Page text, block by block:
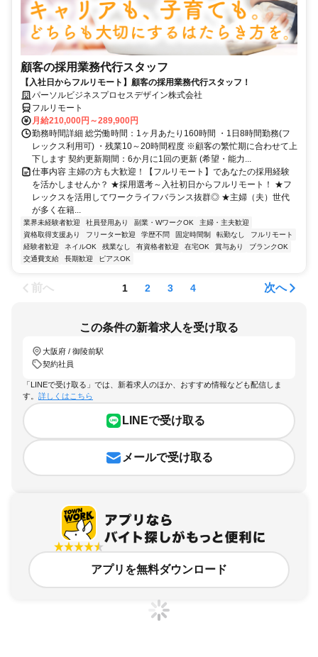
顧客の採用業務代行スタッフ
【入社日からフルリモート】顧客の採用業務代行スタッフ！
パーソルビジネスプロセスデザイン株式会社
フルリモート
月給210,000円～289,900円
勤務時間詳細 総労働時間：1ヶ月あたり160時間 ・1日8時間勤務(フ
レックス利用可) ・残業10～20時間程度 ※顧客の繁忙期に合わせて上
下します 契約更新期間：6か月に1回の更新 (希望・能力...
仕事内容 主婦の方も大歓迎！【フルリモート】であなたの採用経験
を活かしませんか？ ★採用選考～入社初日からフルリモート！ ★フ
レックスを活用してワークライフバランス抜群◎ ★主婦（夫）世代
が多く在籍...
業界未経験者歓迎 社員登用あり 副業・WワークOK
主婦・主夫歓迎
資格取得支援あり
フリーター歓迎 学歴不問 固定時間制 転勤なし
フルリモート
経験者歓迎
ネイルOK 残業なし 有資格者歓迎 在宅OK 賞与あり
ブランクOK
交通費支給
長期歓迎 ピアスOK
前へ 1 2 3 4 次へ
この条件の新着求人を受け取る
大阪府 / 御陵前駅
契約社員
「LINEで受け取る」では、新着求人のほか、おすすめ情報なども配信しま
す。 詳しくはこちら
LINEで受け取る
メールで受け取る
アプリを無料ダウンロード